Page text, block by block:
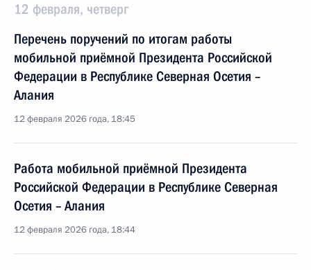
12 февраля, четверг
Перечень поручений по итогам работы
мобильной приёмной Президента Российской
Федерации в Республике Северная Осетия –
Алания
12 февраля 2026 года, 18:45
Работа мобильной приёмной Президента
Российской Федерации в Республике Северная
Осетия – Алания
12 февраля 2026 года, 18:44